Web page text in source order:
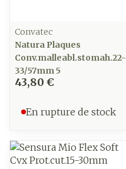
Convatec
Natura Plaques
Conv.malleabl.stomah.22-
33/57mm 5
43,80 €
En rupture de stock